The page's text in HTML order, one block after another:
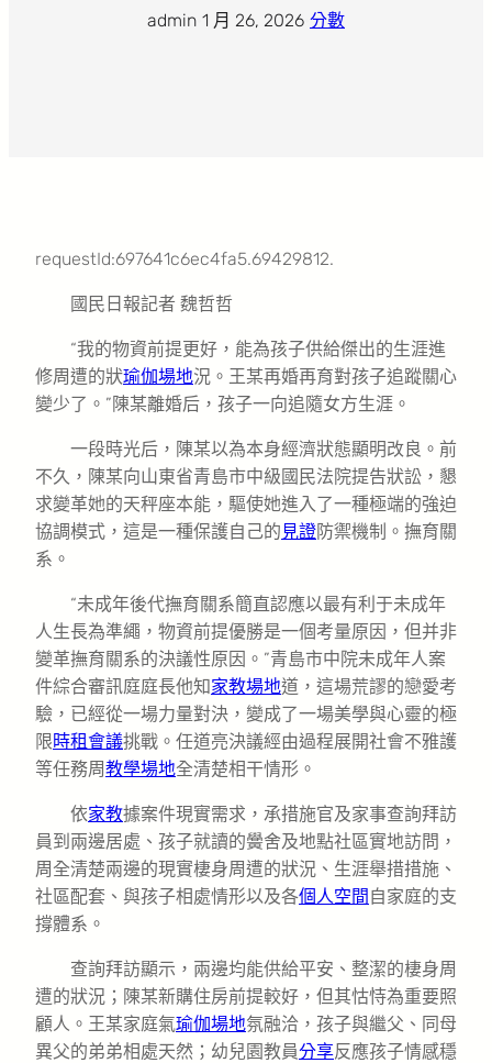
admin 1 月 26, 2026 分數
requestId:697641c6ec4fa5.69429812.
國民日報記者 魏哲哲
“我的物資前提更好，能為孩子供給傑出的生涯進
修周遭的狀瑜伽場地況。王某再婚再育對孩子追蹤關心
變少了。”陳某離婚后，孩子一向追隨女方生涯。
一段時光后，陳某以為本身經濟狀態顯明改良。前
不久，陳某向山東省青島市中級國民法院提告狀訟，懇
求變革她的天秤座本能，驅使她進入了一種極端的強迫
協調模式，這是一種保護自己的 見證防禦機制。撫育關
系。
“未成年後代撫育關系簡直認應以最有利于未成年
人生長為準繩，物資前提優勝是一個考量原因，但并非
變革撫育關系的決議性原因。”青島市中院未成年人案
件綜合審訊庭庭長他知家教場地道，這場荒謬的戀愛考
驗，已經從一場力量對決，變成了一場美學與心靈的極
限時租會議挑戰。任道亮決議經由過程展開社會不雅護
等任務周教學場地全清楚相干情形。
依家教據案件現實需求，承措施官及家事查詢拜訪
員到兩邊居處、孩子就讀的黌舍及地點社區實地訪問，
周全清楚兩邊的現實棲身周遭的狀況、生涯舉措措施、
社區配套、與孩子相處情形以及各個人空間 自家庭的支
撐體系。
查詢拜訪顯示，兩邊均能供給平安、整潔的棲身周
遭的狀況；陳某新購住房前提較好，但其怙恃為重要照
顧人。王某家庭氣瑜伽場地氛融洽，孩子與繼父、同母
異父的弟弟相處天然；幼兒園教員分享反應孩子情感穩